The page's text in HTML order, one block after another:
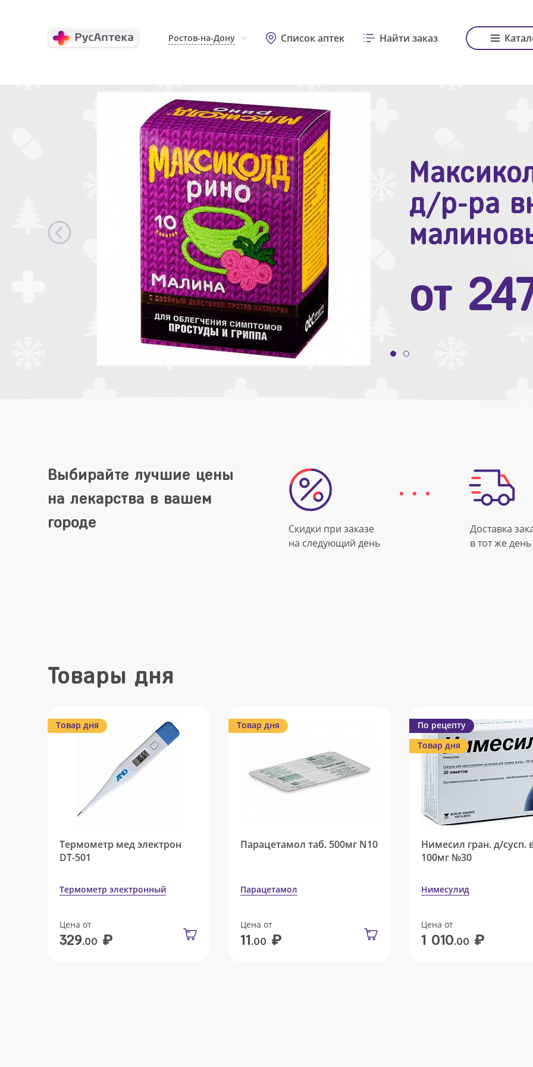
Ростов-на-Дону Список аптек Найти заказ
д/р-ра
от
Зодак
№10
от
Выбирайте лучшие цены
на лекарства в вашем
городе
Скидки при заказе
на следующий день
Доставка
в тот же день
Товары дня
Товар дня
Термометр мед электрон
DT-501
Термометр электронный
Цена от
329.00 ₽
Товар дня
Парацетамол таб. 500мг N10
Парацетамол
Цена от
11.00 ₽
По рецепту
Товар дня
Нимесил гран. д/сусп.
100мг №30
Нимесулид
Цена от
1 010.00 ₽